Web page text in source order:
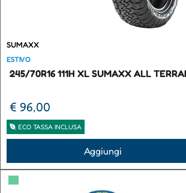
SUMAXX
ESTIVO
245/70R16 111H XL SUMAXX ALL
€ 96,00
ECO TASSA INCLUSA
Aggiungi
▀